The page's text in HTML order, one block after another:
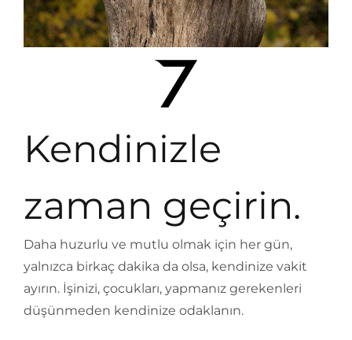
Kendinizle
zaman geçirin.
Daha huzurlu ve mutlu olmak için her gün,
yalnızca birkaç dakika da olsa, kendinize vakit
ayırın. İşinizi, çocukları, yapmanız gerekenleri
düşünmeden kendinize odaklanın.